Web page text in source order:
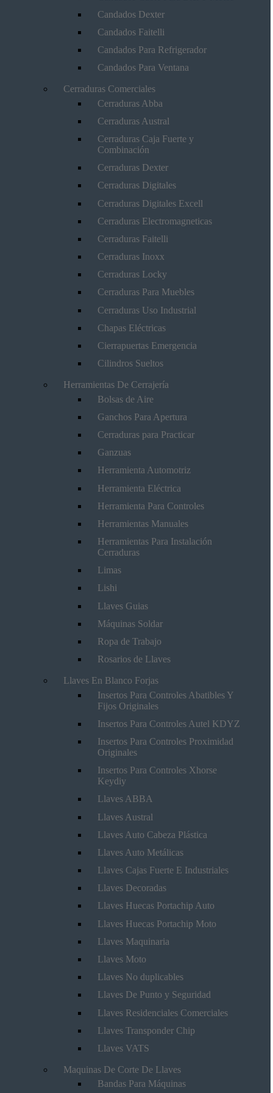
Candados Dexter
Candados Faitelli
Candados Para Refrigerador
Candados Para Ventana
Cerraduras Comerciales
Cerraduras Abba
Cerraduras Austral
Cerraduras Caja Fuerte y
Combinación
Cerraduras Dexter
Cerraduras Digitales
Cerraduras Digitales Excell
Cerraduras Electromagneticas
Cerraduras Faitelli
Cerraduras Inoxx
Cerraduras Locky
Cerraduras Para Muebles
Cerraduras Uso Industrial
Chapas Eléctricas
Cierrapuertas Emergencia
Cilindros Sueltos
Herramientas De Cerrajería
Bolsas de Aire
Ganchos Para Apertura
Cerraduras para Practicar
Ganzuas
Herramienta Automotriz
Herramienta Eléctrica
Herramienta Para Controles
Herramientas Manuales
Herramientas Para Instalación
Cerraduras
Limas
Lishi
Llaves Guias
Máquinas Soldar
Ropa de Trabajo
Rosarios de Llaves
Llaves En Blanco Forjas
Insertos Para Controles Abatibles Y
Fijos Originales
Insertos Para Controles Autel KDYZ
Insertos Para Controles Proximidad
Originales
Insertos Para Controles Xhorse
Keydiy
Llaves ABBA
Llaves Austral
Llaves Auto Cabeza Plástica
Llaves Auto Metálicas
Llaves Cajas Fuerte E Industriales
Llaves Decoradas
Llaves Huecas Portachip Auto
Llaves Huecas Portachip Moto
Llaves Maquinaria
Llaves Moto
Llaves No duplicables
Llaves De Punto y Seguridad
Llaves Residenciales Comerciales
Llaves Transponder Chip
Llaves VATS
Maquinas De Corte De Llaves
Bandas Para Máquinas